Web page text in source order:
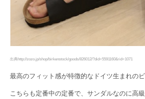
出典http://zozo.jp/shop/birkenstock/goods/826012/?did=5591160&rid=1071
最高のフィット感が特徴的なドイツ生まれのビ
こちらも定番中の定番で、サンダルなのに高